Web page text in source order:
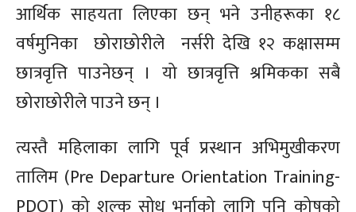
आर्थिक साहयता लिएका छन् भने उनीहरूका १८
वर्षमुनिका छोराछोरीले नर्सरी देखि १२ कक्षासम्म
छात्रवृत्ति पाउनेछन् । यो छात्रवृत्ति श्रमिकका सबै
छोराछोरीले पाउने छन् ।
त्यस्तै महिलाका लागि पूर्व प्रस्थान अभिमुखीकरण
तालिम (Pre Departure Orientation Training-